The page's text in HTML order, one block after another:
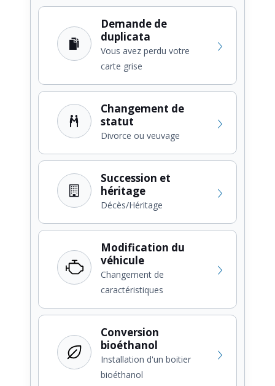
Demande de
duplicata
Vous avez perdu votre
carte grise
Changement de
statut
Divorce ou veuvage
Succession et
héritage
Décès/Héritage
Modification du
véhicule
Changement de
caractéristiques
Conversion
bioéthanol
Installation d'un boitier
bioéthanol